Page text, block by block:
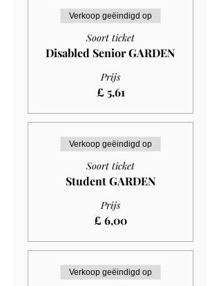
Verkoop geëindigd op
Soort ticket
Disabled Senior GARDEN
Prijs
£ 5,61
Verkoop geëindigd op
Soort ticket
Student GARDEN
Prijs
£ 6,00
Verkoop geëindigd op